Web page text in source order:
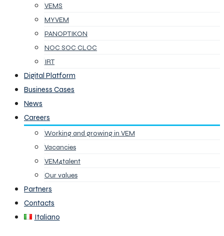
VEMS
MYVEM
PANOPTIKON
NOC SOC CLOC
IRT
Digital Platform
Business Cases
News
Careers
Working and growing in VEM
Vacancies
VEM4talent
Our values
Partners
Contacts
Italiano